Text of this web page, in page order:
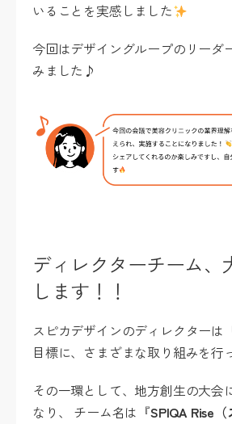
いることを実感しました
今回はデザイングループのリーダ
みました♪
ディレクターチーム、
します！！
スピカデザインのディレクターは
目標に、さまざまな取り組みを行
その一環として、地方創生の大会
なり、 チーム名は『SPIQA Rise（